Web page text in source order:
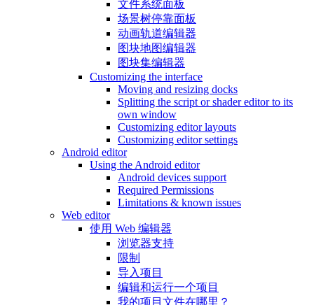
文件系统面板
场景树停靠面板
动画轨道编辑器
图块地图编辑器
图块集编辑器
Customizing the interface
Moving and resizing docks
Splitting the script or shader editor to its
own window
Customizing editor layouts
Customizing editor settings
Android editor
Using the Android editor
Android devices support
Required Permissions
Limitations & known issues
Web editor
使用 Web 编辑器
浏览器支持
限制
导入项目
编辑和运行一个项目
我的项目文件在哪里？